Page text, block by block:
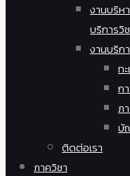
งานบริห
บริการวิ
งานบริก
ท
ก
ภ
บั
ติดต่อเรา
ภาควิชา